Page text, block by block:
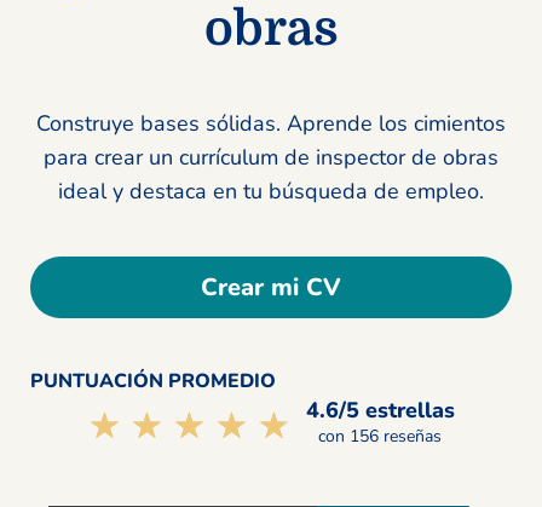
obras
Construye bases sólidas. Aprende los cimientos
para crear un currículum de inspector de obras
ideal y destaca en tu búsqueda de empleo.
Crear mi CV
PUNTUACIÓN PROMEDIO
☆☆☆☆☆
★★★★★ 4.6/5 estrellas
con 156 reseñas